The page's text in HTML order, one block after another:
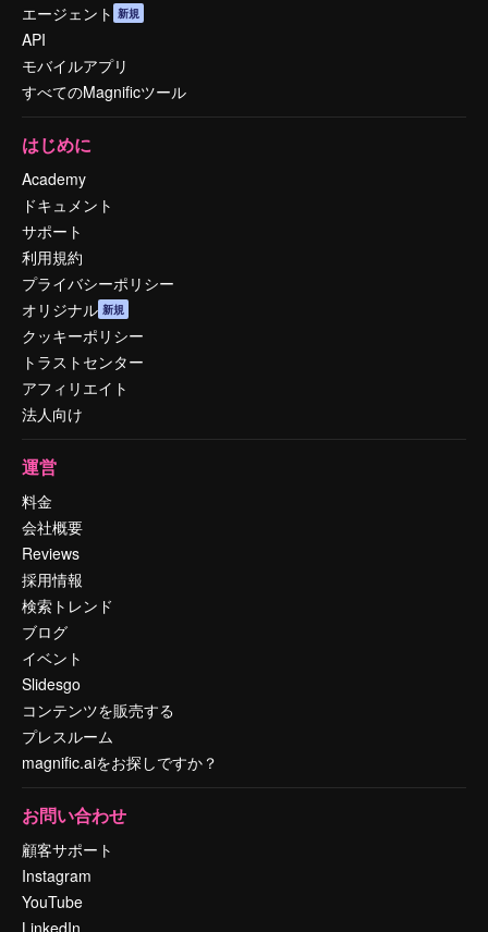
エージェント 新規
API
モバイルアプリ
すべてのMagnificツール
はじめに
Academy
ドキュメント
サポート
利用規約
プライバシーポリシー
オリジナル 新規
クッキーポリシー
トラストセンター
アフィリエイト
法人向け
運営
料金
会社概要
Reviews
採用情報
検索トレンド
ブログ
イベント
Slidesgo
コンテンツを販売する
プレスルーム
magnific.aiをお探しですか？
お問い合わせ
顧客サポート
Instagram
YouTube
LinkedIn